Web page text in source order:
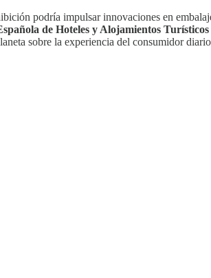
podría impulsar innovaciones en
de Hoteles y Alojamientos Turísticos
sobre la experiencia del consumidor